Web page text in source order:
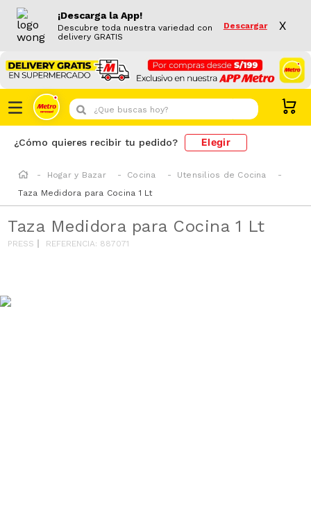
¡Descarga la App!
Descubre toda nuestra variedad con
delivery GRATIS
Descargar X
¿Que buscas hoy?
¿Cómo quieres recibir tu pedido? Elegir
Hogar y Bazar Cocina
Utensilios de Cocina
Taza Medidora para Cocina 1 Lt
Taza Medidora para Cocina 1 Lt
PRESS REFERENCIA: 887071